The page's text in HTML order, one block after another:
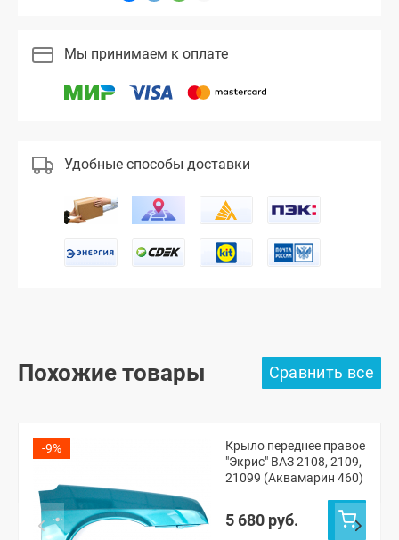
Мы принимаем к оплате
Удобные способы доставки
Похожие товары
-9%
Крыло переднее правое
"Экрис" ВАЗ 2108, 2109,
21099 (Аквамарин 460)
5 680 руб.